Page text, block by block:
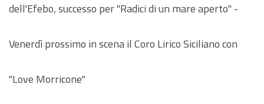
dell'Efebo, successo per "Radici di un mare aperto" -
Venerdì prossimo in scena il Coro Lirico Siciliano con
"Love Morricone"